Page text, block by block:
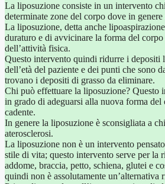
La liposuzione consiste in un intervento
determinate zone del corpo dove in
La liposuzione, detta anche
duraturo e di avvicinare la forma del
dell’attività fisica.
Questo intervento quindi ridurre i depositi
dell’età del paziente e dei punti che sono
trovano i depositi di grasso da eliminare.
Chi può effettuare la liposuzione? Questo
in grado di adeguarsi alla nuova forma
cadente.
In genere la liposuzione è sconsigliata a
aterosclerosi.
La liposuzione non è un intervento
stile di vita; questo intervento serve per la
addome, braccia, petto, schiena, glutei e
quindi non è assolutamente un’alternativa